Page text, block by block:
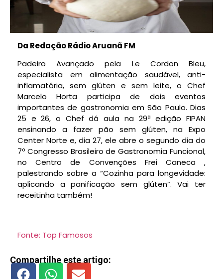
Da Redação Rádio Aruanã FM
Padeiro Avançado pela Le Cordon Bleu,
especialista em alimentação saudável, anti-
inflamatória, sem glúten e sem leite, o Chef
Marcelo Horta participa de dois eventos
importantes de gastronomia em São Paulo. Dias
25 e 26, o Chef dá aula na 29ª edição FIPAN
ensinando a fazer pão sem glúten, na Expo
Center Norte e, dia 27, ele abre o segundo dia do
7º Congresso Brasileiro de Gastronomia Funcional,
no Centro de Convenções Frei Caneca ,
palestrando sobre a “Cozinha para longevidade:
aplicando a panificação sem glúten”. Vai ter
receitinha também!
Fonte: Top Famosos
Compartilhe este artigo: